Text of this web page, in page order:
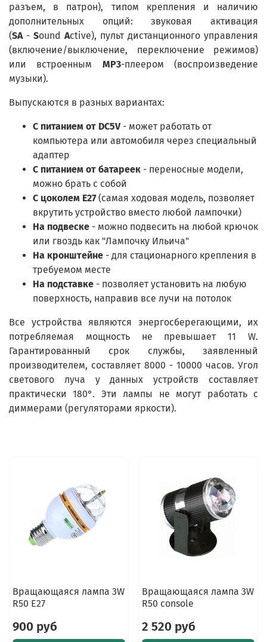
разъем, в патрон), типом крепления и наличию
дополнительных опций: звуковая активация
(SA - Sound Active), пульт дистанционного управления
(включение/выключение, переключение режимов)
или встроенным
MP3-плеером (воспроизведение
музыки).
Выпускаются в разных вариантах:
С питанием от DC5V - может работать от
компьютера или автомобиля через специальный
адаптер
C питанием от батареек - переносные модели,
можно брать с собой
С цоколем Е27 (самая ходовая модель, позволяет
вкрутить устройство вместо любой лампочки)
На подвеске - можно подвесить на любой крючок
или гвоздь как "Лампочку Ильича"
На кронштейне - для стационарного крепления в
требуемом месте
На подставке - позволяет установить на любую
поверхность, направив все лучи на потолок
Все устройства являются энергосберегающими, их
потребляемая мощность не превышает 11 W.
Гарантированный срок службы, заявленный
производителем, составляет 8000 - 10000 часов. Угол
светового луча у данных устройств составляет
практически 180°. Эти лампы не могут работать с
диммерами (регуляторами яркости).
Вращающаяся лампа 3W
R50 E27
900 руб
Вращающаяся лампа 3W
R50 console
2 520 руб